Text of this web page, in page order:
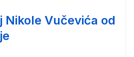
Nikole Vučevića od